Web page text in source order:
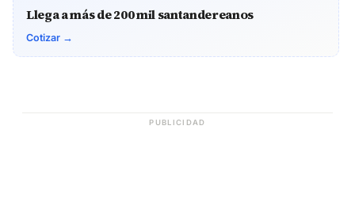
Llega a más de 200 mil santandereanos
Cotizar →
PUBLICIDAD